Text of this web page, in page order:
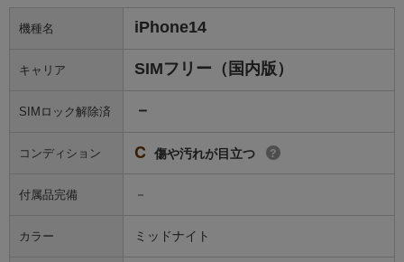
機種名 iPhone14
キャリア SIMフリー（国内版）
SIMロック解除済 －
コンディション C 傷や汚れが目立つ ?
付属品完備 －
カラー ミッドナイト